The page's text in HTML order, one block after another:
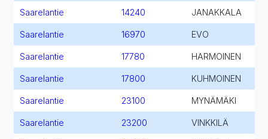
Saarelantie 14240 JANAKKALA
Saarelantie 16970 EVO
Saarelantie 17780 HARMOINEN
Saarelantie 17800 KUHMOINEN
Saarelantie 23100 MYNÄMÄKI
Saarelantie 23200 VINKKILÄ